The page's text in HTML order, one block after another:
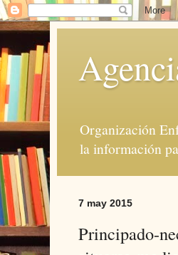
Organización
la información
7 may 2015
Principado-